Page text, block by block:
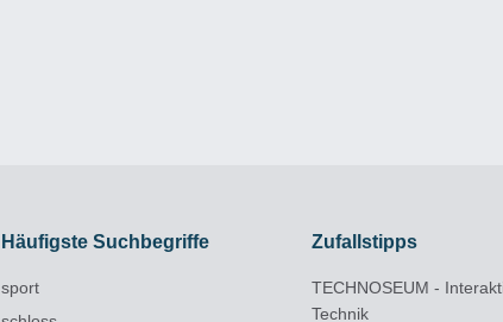
Häufigste Suchbegriffe
sport
Zufallstipps
TECHNOSEUM -
Technik